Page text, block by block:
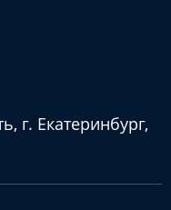
г. Екатеринбург,